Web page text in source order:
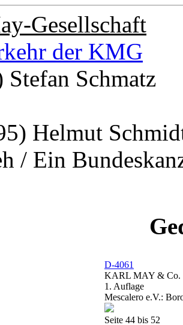
Gesellschaft
der KMG
Stefan Schmatz
Helmut
/ Ein
D-4061
KARL MAY & Co.
1. Auflage
Mescalero e.V.:
Seite 44 bis 52